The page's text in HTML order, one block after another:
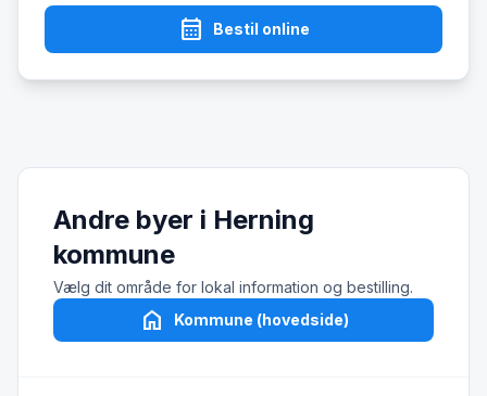
calendar_month Bestil online
Andre byer i Herning
kommune
Vælg dit område for lokal information og bestilling.
home Kommune (hovedside)